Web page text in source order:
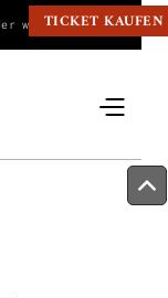
wie angegeben.
TICKET KAUFEN